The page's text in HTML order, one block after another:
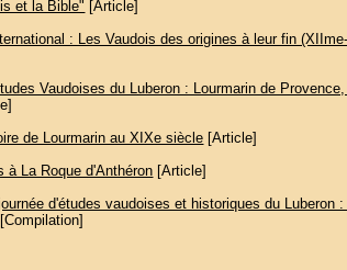
et la Bible" [Article]
: Les Vaudois des origines à leur fin
Vaudoises du Luberon : Lourmarin de
de Lourmarin au XIXe siècle [Article]
à La Roque d'Anthéron [Article]
d'études vaudoises et historiques du Luberon
[Compilation]